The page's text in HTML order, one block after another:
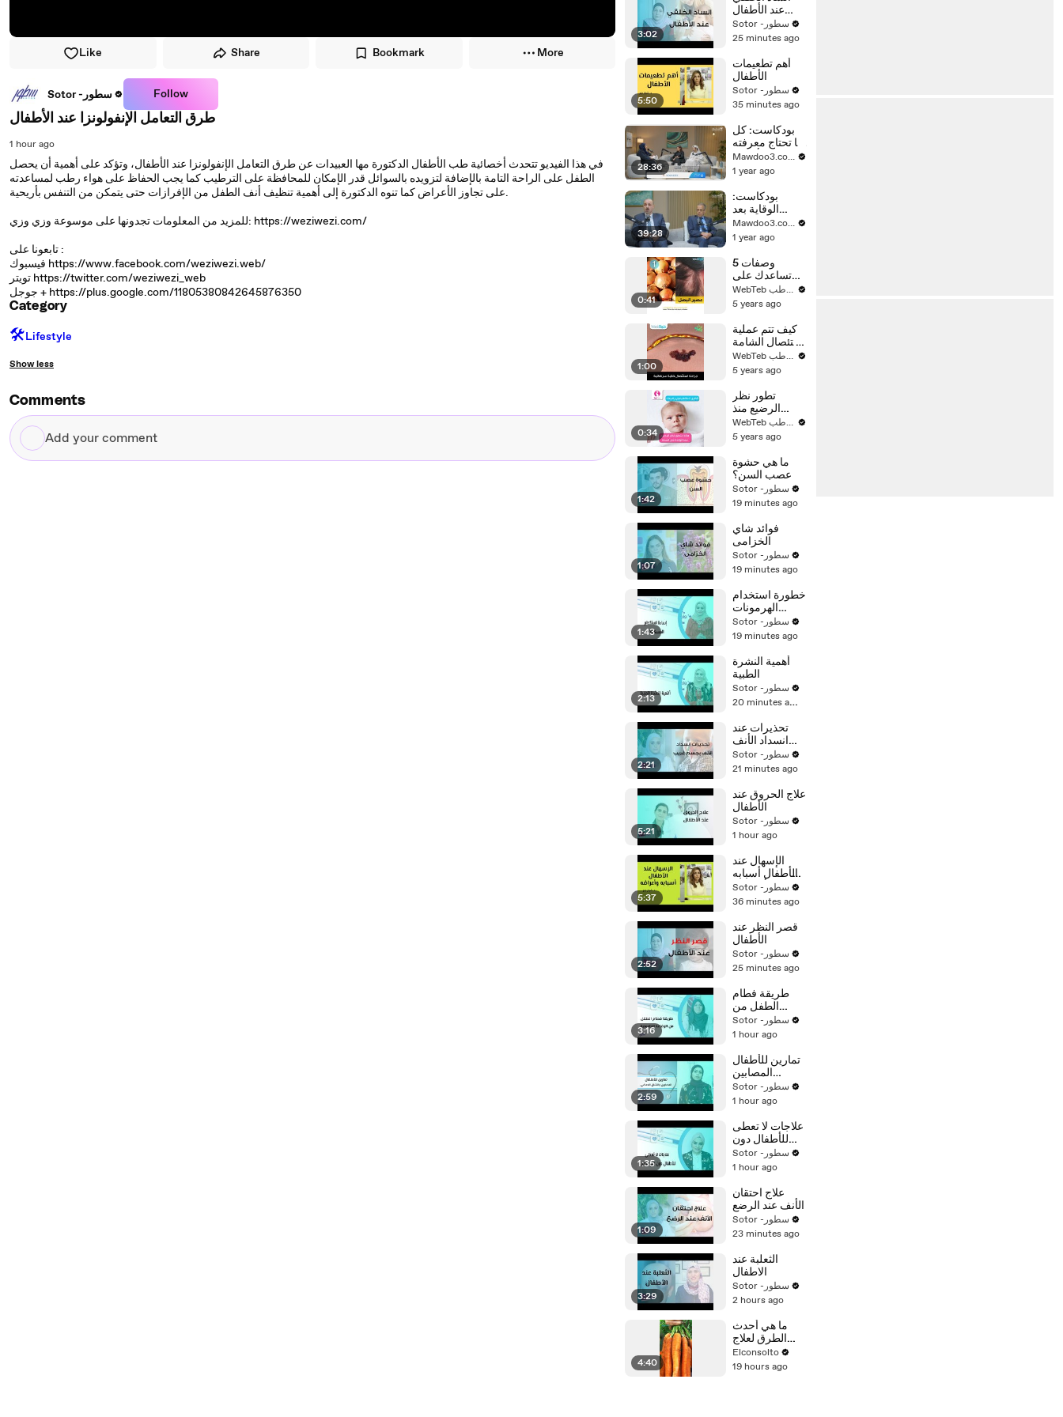
Like Share Bookmark More
Sotor -سطور Follow
طرق التعامل الإنفولونزا عند الأطفال
1 hour ago
في هذا الفيديو تتحدث أخصائية طب الأطفال الدكتورة مها العبيدات عن طرق التعامل الإنفولونزا عند الأطفال، وتؤكد على أهمية أن يحصل
الطفل على الراحة التامة بالإضافة لتزويده بالسوائل قدر الإمكان للمحافظة على الترطيب كما يجب الحفاظ على هواء رطب لمساعدته
على تجاوز الأعراض كما تنوه الدكتورة إلى أهمية تنظيف أنف الطفل من الإفرازات حتى يتمكن من التنفس بأريحية.
للمزيد من المعلومات تجدونها على موسوعة وزي وزي: https://weziwezi.com/
تابعونا على :
فيسبوك https://www.facebook.com/weziwezi.web/
تويتر https://twitter.com/weziwezi_web
جوجل + https://plus.google.com/11805380842645876350
Category
🛠️Lifestyle
Show less
Comments
Add
your
3:02
عند الأطفال
وعلاجه Sotor -سطور
25 minutes ago
5:50
أهم تطعيمات
الأطفال
Sotor -سطور
35 minutes ago
28:36
بودكاست: كل
ما تحتاج معرفته
عن أسرار
اللوكيميا
Mawdoo3.com
1 year ago
39:28
بودكاست:
الوقاية بعد
الشفاء من
سرطان الثدي
Mawdoo3.com
1 year ago
0:41
5 وصفات
تساعدك على
التخلص من
الثعلبة وتساقط
WebTeb ويب طب
5 years ago
1:00
كيف تتم عملية
استئصال الشامة
والخلية
السرطانية من
WebTeb ويب طب
5 years ago
0:34
تطور نظر
الرضيع منذ
الولادة حتى
السنة
WebTeb ويب طب
5 years ago
1:42
ما هي حشوة
عصب السن؟
Sotor -سطور
19 minutes ago
1:07
فوائد شاي
الخزامى
Sotor -سطور
19 minutes ago
1:43
خطورة استخدام
الهرمونات
للرياضيينSotor -سطور
19 minutes ago
2:13
أهمية النشرة
الطبية
Sotor -سطور
20 minutes ago
2:21
تحذيرات عند
انسداد الأنف
بجسم غريب عند
الأطفال
Sotor -سطور
21 minutes ago
5:21
علاج الحروق عند
الأطفال
Sotor -سطور
1 hour ago
5:37
الإسهال عند
الأطفال أسبابه
وأعراضهSotor -سطور
36 minutes ago
2:52
قصر النظر عند
الأطفال
Sotor -سطور
25 minutes ago
3:16
طريقة فطام
الطفل من
الرضاعة
الطبيعية
Sotor -سطور
1 hour ago
2:59
تمارين للأطفال
المصابين
بالشلل الدماغي
Sotor -سطور
1 hour ago
1:35
علاجات لا تعطى
للأطفال دون
عمر سنتين
Sotor -سطور
1 hour ago
1:09
علاج احتقان
الأنف عند الرضع
Sotor -سطور
23 minutes ago
3:29
الثعلبة عند
الاطفال
Sotor -سطور
2 hours ago
4:40
ما هي أحدث
الطرق لعلاج
الحول عند
الأطفال؟
Elconsolto
19 hours ago